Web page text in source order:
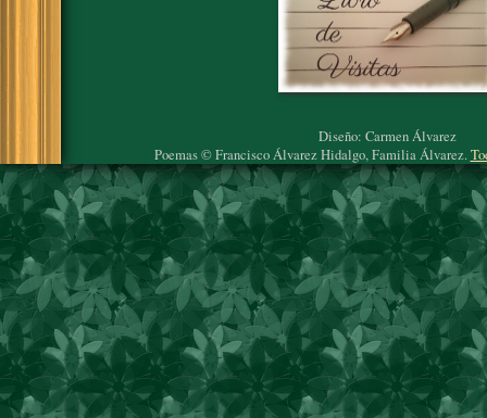
Diseño: Carmen Álvarez
Poemas © Francisco Álvarez Hidalgo, Familia Álvarez.